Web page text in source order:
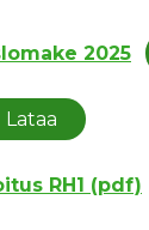
2025
Lataa
RH1 (pdf)